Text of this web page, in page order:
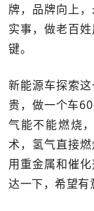
牌，品牌向上
实事，做老百
键。
新能源车探索
贵，做一个车
气能不能燃烧
术，氢气直接
用重金属和催
达一下，希望